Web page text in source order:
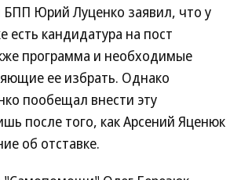
Юрий Луценко заявил, что у
есть кандидатура на пост
программа и необходимые
ее избрать. Однако
пообещал внести эту
после того, как Арсений Яценюк
об отставке.